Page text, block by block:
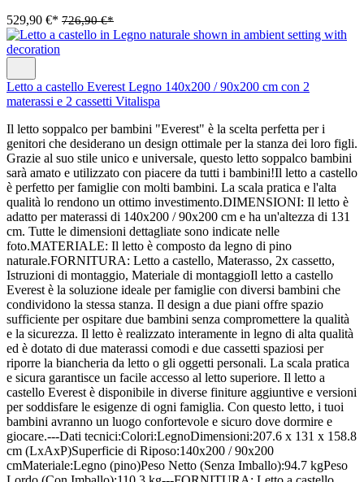
529,90 €* 726,90 €*
Letto a castello Everest Legno 140x200 / 90x200 cm con 2
materassi e 2 cassetti Vitalispa
Il letto soppalco per bambini "Everest" è la scelta perfetta per i
genitori che desiderano un design ottimale per la stanza dei loro figli.
Grazie al suo stile unico e universale, questo letto soppalco bambini
sarà amato e utilizzato con piacere da tutti i bambini!Il letto a castello
è perfetto per famiglie con molti bambini. La scala pratica e l'alta
qualità lo rendono un ottimo investimento.DIMENSIONI: Il letto è
adatto per materassi di 140x200 / 90x200 cm e ha un'altezza di 131
cm. Tutte le dimensioni dettagliate sono indicate nelle
foto.MATERIALE: Il letto è composto da legno di pino
naturale.FORNITURA: Letto a castello, Materasso, 2x cassetto,
Istruzioni di montaggio, Materiale di montaggioIl letto a castello
Everest è la soluzione ideale per famiglie con diversi bambini che
condividono la stessa stanza. Il design a due piani offre spazio
sufficiente per ospitare due bambini senza compromettere la qualità
e la sicurezza. Il letto è realizzato interamente in legno di alta qualità
ed è dotato di due materassi comodi e due cassetti spaziosi per
riporre la biancheria da letto o gli oggetti personali. La scala pratica
e sicura garantisce un facile accesso al letto superiore. Il letto a
castello Everest è disponibile in diverse finiture aggiuntive e versioni
per soddisfare le esigenze di ogni famiglia. Con questo letto, i tuoi
bambini avranno un luogo confortevole e sicuro dove dormire e
giocare.---Dati tecnici:Colori:LegnoDimensioni:207.6 x 131 x 158.8
cm (LxAxP)Superficie di Riposo:140x200 / 90x200
cmMateriale:Legno (pino)Peso Netto (Senza Imballo):94.7 kgPeso